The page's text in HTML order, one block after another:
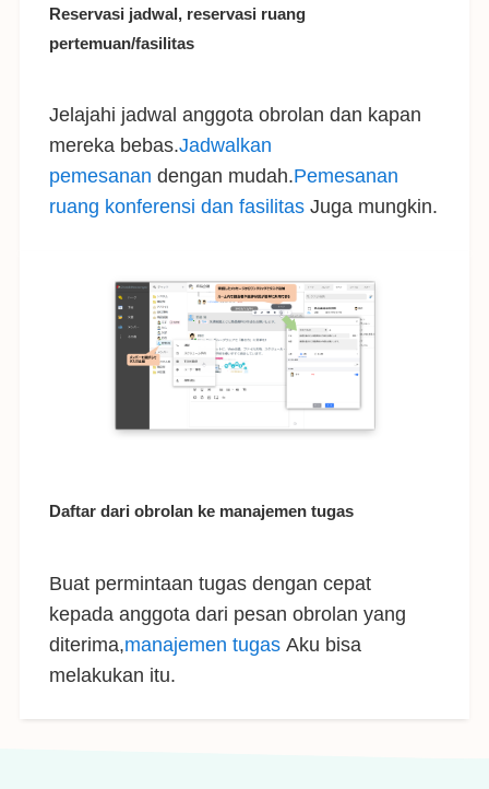
Reservasi jadwal, reservasi ruang
pertemuan/fasilitas
Jelajahi jadwal anggota obrolan dan kapan
mereka bebas.Jadwalkan
pemesanan dengan mudah.Pemesanan
ruang konferensi dan fasilitasJuga mungkin.
Daftar dari obrolan ke manajemen tugas
Buat permintaan tugas dengan cepat
kepada anggota dari pesan obrolan yang
diterima,manajemen tugasAku bisa
melakukan itu.